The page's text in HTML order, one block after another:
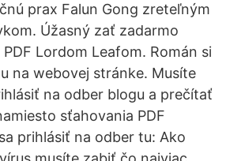
prax Falun Gong zreteľným
Úžasný zať zadarmo
Lordom Leafom. Román si
na webovej stránke. Musíte
na odber blogu a prečítať
sťahovania PDF
prihlásiť na odber tu: Ako